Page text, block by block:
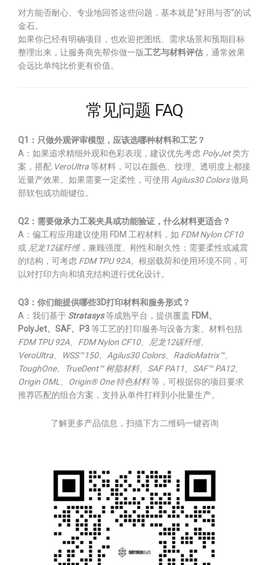
对方能否耐心、专业地回答这些问题，基本就是“好用与否”的试
金石。
如果你已经有明确项目，也欢迎把图纸、需求场景和预期目标
整理出来，让服务商先帮你做一版工艺与材料评估 ，通常效果
会远比单纯比价更有价值。
常见问题 FAQ
Q1：只做外观评审模型，应该选哪种材料和工艺？
A：如果追求精细外观和色彩表现，建议优先考虑 PolyJet类方
案，搭配 VeroUltra等材料，可以在颜色、纹理、透明度上都接
近量产效果。如果需要一定柔性，可使用 Agilus30 Colors做局
部软包或功能键位。
Q2：需要做承力工装夹具或功能验证，什么材料更适合？
A：偏工程应用建议使用 FDM 工程材料，如 FDM Nylon CF10
或 尼龙12碳纤维，兼顾强度、刚性和耐久性；需要柔性或减震
的结构，可考虑 FDM TPU 92A。根据载荷和使用环境不同，可
以对打印方向和填充结构进行优化设计。
Q3：你们能提供哪些3D打印材料和服务形式？
A：我们基于 Stratasys等成熟平台，提供覆盖 FDM、
PolyJet、SAF、P3等工艺的打印服务与设备方案。材料包括
FDM TPU 92A、FDM Nylon CF10、尼龙12碳纤维、
VeroUltra、WSS™150、Agilus30 Colors、RadioMatrix™、
ToughOne、TrueDent™ 树脂材料、SAF PA11、SAF™ PA12、
Origin OML、Origin® One 特色材料等，可根据你的项目要求
推荐匹配的组合方案，支持从单件打样到小批量生产。
了解更多产品信息，扫描下方二维码一键咨询